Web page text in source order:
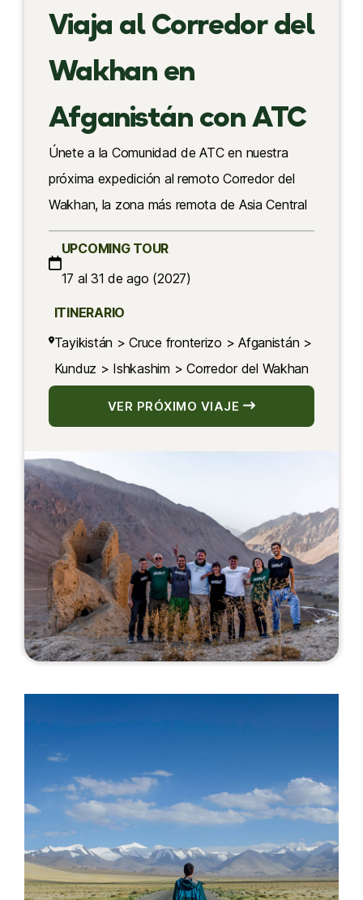
Viaja al Corredor del
Wakhan en
Afganistán con ATC
Únete a la Comunidad de ATC en nuestra
próxima expedición al remoto Corredor del
Wakhan, la zona más remota de Asia Central
UPCOMING TOUR
17 al 31 de ago (2027)
ITINERARIO
Tayikistán > Cruce fronterizo > Afganistán >
Kunduz > Ishkashim > Corredor del Wakhan
VER PRÓXIMO VIAJE